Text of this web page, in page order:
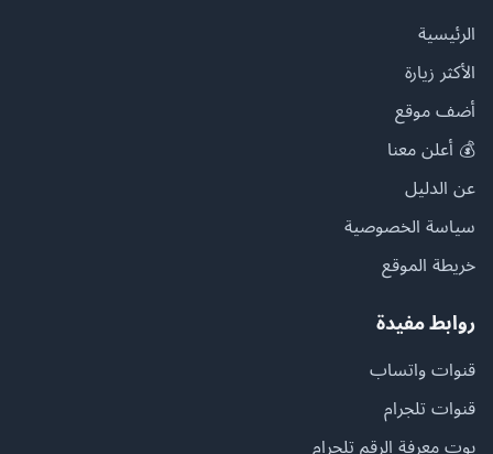
الرئيسية
الأكثر زيارة
أضف موقع
💰 أعلن معنا
عن الدليل
سياسة الخصوصية
خريطة الموقع
روابط مفيدة
قنوات واتساب
قنوات تلجرام
بوت معرفة الرقم تلجرام